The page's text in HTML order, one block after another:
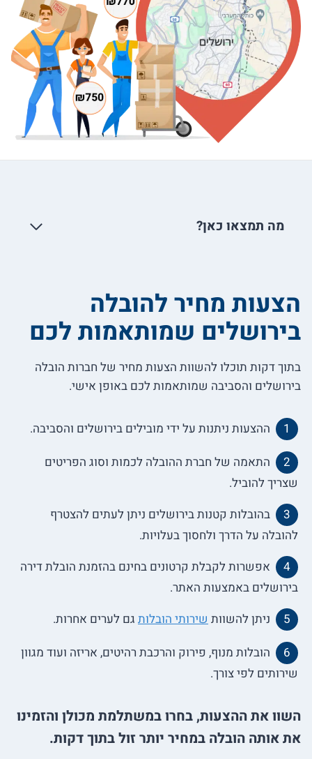
מה תמצאו כאן?
הצעות מחיר להובלה
בירושלים שמותאמות לכם
בתוך דקות תוכלו להשוות הצעות מחיר של חברות הובלה
בירושלים והסביבה שמותאמות לכם באופן אישי.
ההצעות ניתנות על ידי מובילים בירושלים והסביבה.
התאמה של חברת ההובלה לכמות וסוג הפריטים
שצריך להוביל.
בהובלות קטנות בירושלים ניתן לעתים להצטרף
להובלה על הדרך ולחסוך בעלויות.
אפשרות לקבלת קרטונים בחינם בהזמנת הובלת דירה
בירושלים באמצעות האתר.
ניתן להשוותשירותי הובלות גם לערים אחרות.
הובלות מנוף, פירוק והרכבת רהיטים, אריזה ועוד מגוון
שירותים לפי צורך.
השוו את ההצעות, בחרו במשתלמת מכולן והזמינו
את אותה הובלה במחיר יותר זול בתוך דקות.